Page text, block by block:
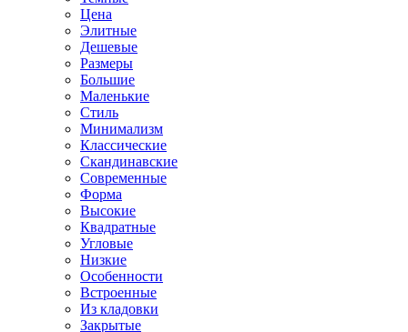
Цена
Элитные
Дешевые
Размеры
Большие
Маленькие
Стиль
Минимализм
Классические
Скандинавские
Современные
Форма
Высокие
Квадратные
Угловые
Низкие
Особенности
Встроенные
Из кладовки
Закрытые